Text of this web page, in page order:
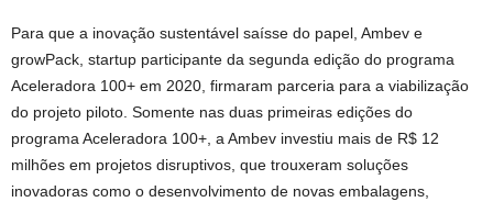
Para que a inovação sustentável saísse do papel, Ambev e
growPack, startup participante da segunda edição do programa
Aceleradora 100+ em 2020, firmaram parceria para a viabilização
do projeto piloto. Somente nas duas primeiras edições do
programa Aceleradora 100+, a Ambev investiu mais de R$ 12
milhões em projetos disruptivos, que trouxeram soluções
inovadoras como o desenvolvimento de novas embalagens,